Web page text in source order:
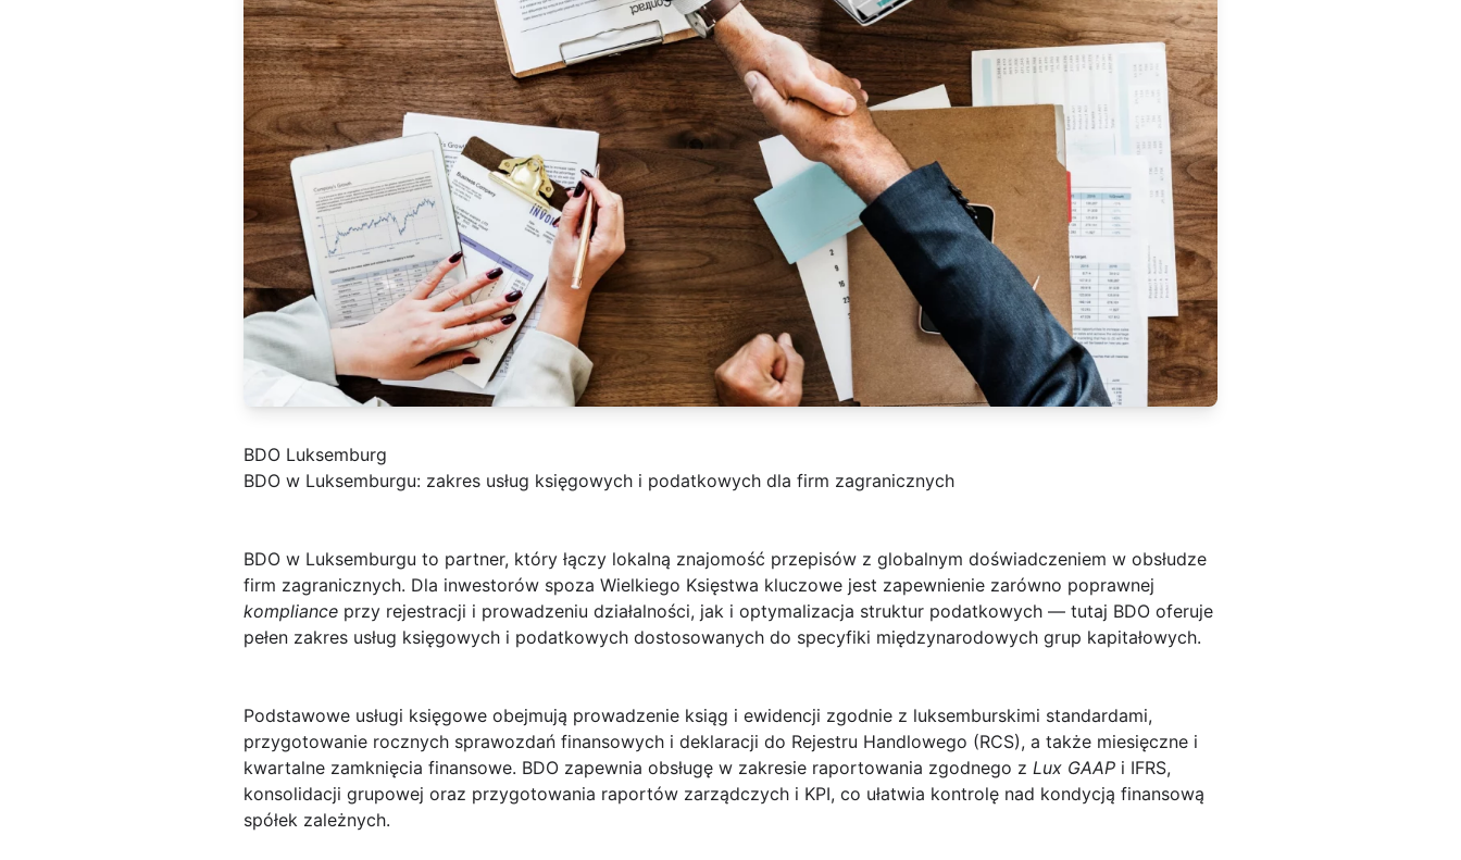
BDO Luksemburg
BDO w Luksemburgu: zakres usług księgowych i podatkowych dla firm zagranicznych
BDO w Luksemburgu to partner, który łączy lokalną znajomość przepisów z globalnym doświadczeniem w obsłudze
firm zagranicznych. Dla inwestorów spoza Wielkiego Księstwa kluczowe jest zapewnienie zarówno poprawnej
kompliance przy rejestracji i prowadzeniu działalności, jak i optymalizacja struktur podatkowych — tutaj BDO oferuje
pełen zakres usług księgowych i podatkowych dostosowanych do specyfiki międzynarodowych grup kapitałowych.
Podstawowe usługi księgowe obejmują prowadzenie ksiąg i ewidencji zgodnie z luksemburskimi standardami,
przygotowanie rocznych sprawozdań finansowych i deklaracji do Rejestru Handlowego (RCS), a także miesięczne i
kwartalne zamknięcia finansowe. BDO zapewnia obsługę w zakresie raportowania zgodnego z Lux GAAP i IFRS,
konsolidacji grupowej oraz przygotowania raportów zarządczych i KPI, co ułatwia kontrolę nad kondycją finansową
spółek zależnych.